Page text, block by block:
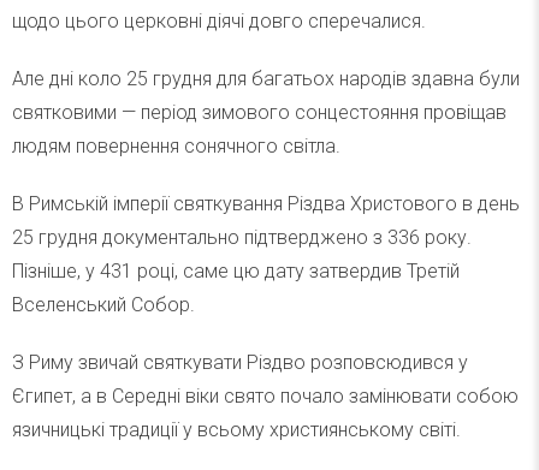
щодо цього церковні діячі довго сперечалися.
Але дні коло 25 грудня для багатьох народів здавна були
святковими — період зимового сонцестояння провіщав
людям повернення сонячного світла.
В Римській імперії святкування Різдва Христового в день
25 грудня документально підтверджено з 336 року.
Пізніше, у 431 році, саме цю дату затвердив Третій
Вселенський Собор.
З Риму звичай святкувати Різдво розповсюдився у
Єгипет, а в Середні віки свято почало замінювати собою
язичницькі традиції у всьому християнському світі.